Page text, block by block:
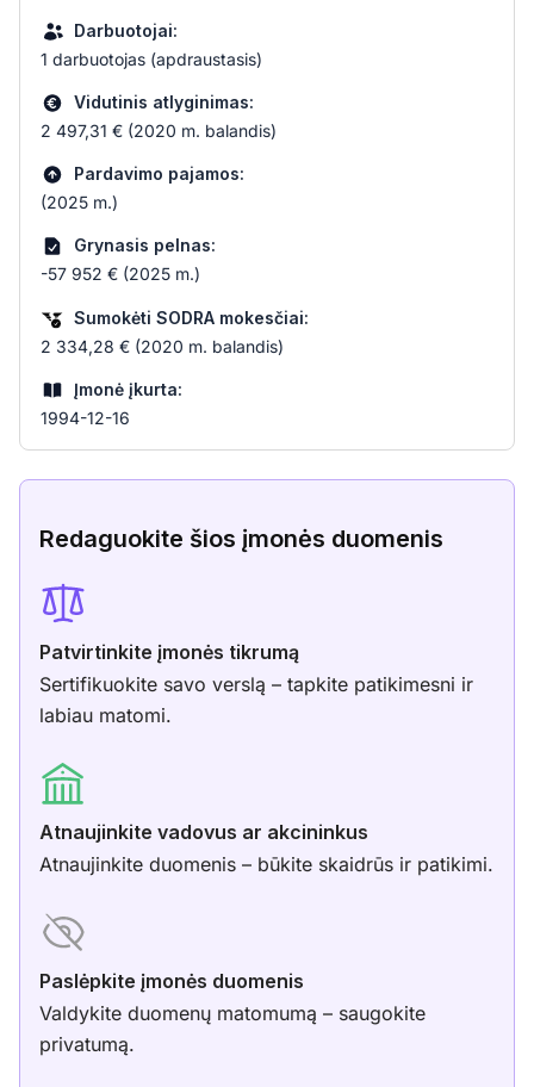
Darbuotojai:
1 darbuotojas (apdraustasis)
Vidutinis atlyginimas:
2 497,31 € (2020 m. balandis)
Pardavimo pajamos:
(2025 m.)
Grynasis pelnas:
-57 952 € (2025 m.)
Sumokėti SODRA mokesčiai:
2 334,28 € (2020 m. balandis)
Įmonė įkurta:
1994-12-16
Redaguokite šios įmonės duomenis
Patvirtinkite įmonės tikrumą
Sertifikuokite savo verslą – tapkite patikimesni ir
labiau matomi.
Atnaujinkite vadovus ar akcininkus
Atnaujinkite duomenis – būkite skaidrūs ir patikimi.
Paslėpkite įmonės duomenis
Valdykite duomenų matomumą – saugokite
privatumą.